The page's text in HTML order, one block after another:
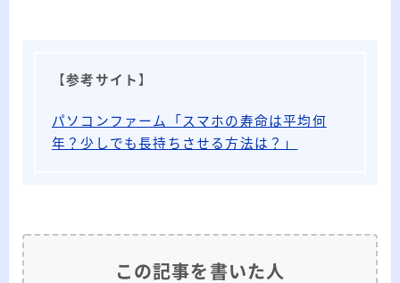
【参考サイト 】
パソコンファーム「スマホの寿命は平均何
年？少しでも長持ちさせる方法は？」
この記事を書いた人